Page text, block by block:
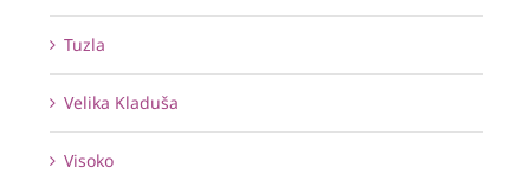
Tuzla
Velika Kladuša
Visoko